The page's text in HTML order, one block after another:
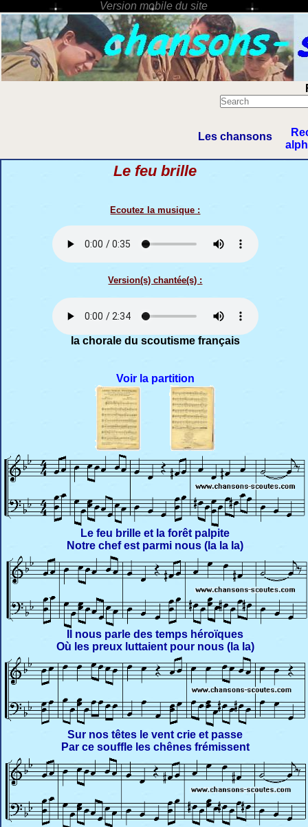
Les chansons
Le feu brille
Ecoutez la musique :
Version(s) chantée(s) :
la chorale du scoutisme français
Voir la partition
Le feu brille et la forêt palpite
Notre chef est parmi nous (la la la)
Il nous parle des temps héroïques
Où les preux luttaient pour nous (la la)
Sur nos têtes le vent crie et passe
Par ce souffle les chênes frémissent